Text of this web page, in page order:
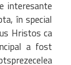
interesante
în special
Hristos ca
a fost